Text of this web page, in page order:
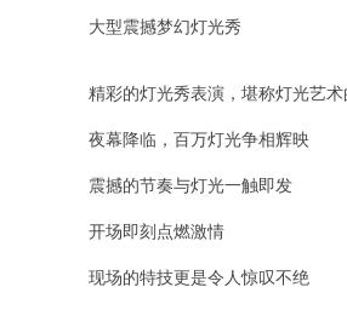
大型震撼梦幻灯光秀
精彩的灯光秀表演，堪称灯光艺术
夜幕降临，百万灯光争相辉映
震撼的节奏与灯光一触即发
开场即刻点燃激情
现场的特技更是令人惊叹不绝